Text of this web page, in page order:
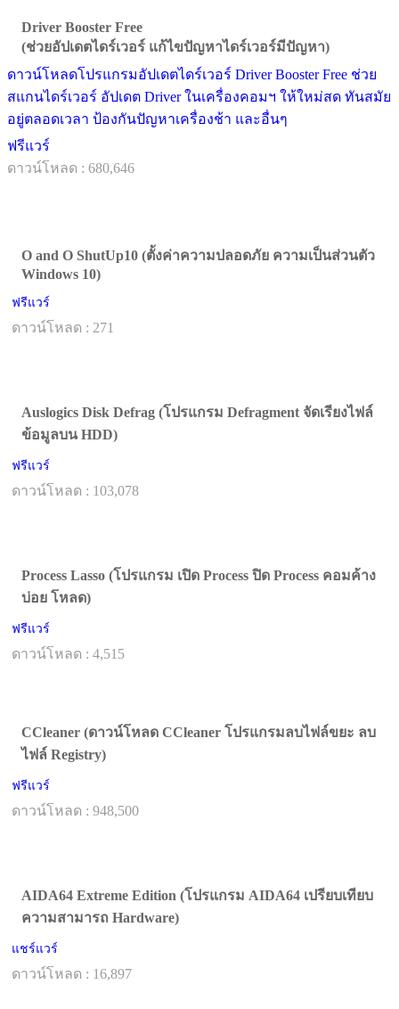
Driver Booster Free
(ช่วยอัปเดตไดร์เวอร์ แก้ไขปัญหาไดร์เวอร์มีปัญหา)
ดาวน์โหลดโปรแกรมอัปเดตไดร์เวอร์ Driver Booster Free ช่วย
สแกนไดร์เวอร์ อัปเดต Driver ในเครื่องคอมฯ ให้ใหม่สด ทันสมัย
อยู่ตลอดเวลา ป้องกันปัญหาเครื่องช้า และอื่นๆ
ฟรีแวร์
ดาวน์โหลด : 680,646
O and O ShutUp10 (ตั้งค่าความปลอดภัย ความเป็นส่วนตัว
Windows 10)
ฟรีแวร์
ดาวน์โหลด : 271
Auslogics Disk Defrag (โปรแกรม Defragment จัดเรียงไฟล์
ข้อมูลบน HDD)
ฟรีแวร์
ดาวน์โหลด : 103,078
Process Lasso (โปรแกรม เปิด Process ปิด Process คอมค้าง
บ่อย โหลด)
ฟรีแวร์
ดาวน์โหลด : 4,515
CCleaner (ดาวน์โหลด CCleaner โปรแกรมลบไฟล์ขยะ ลบ
ไฟล์ Registry)
ฟรีแวร์
ดาวน์โหลด : 948,500
AIDA64 Extreme Edition (โปรแกรม AIDA64 เปรียบเทียบ
ความสามารถ Hardware)
แชร์แวร์
ดาวน์โหลด : 16,897